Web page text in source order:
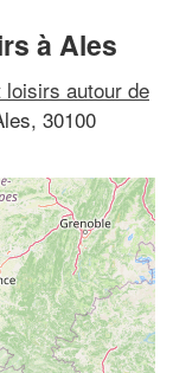
à Ales
autour de
30100